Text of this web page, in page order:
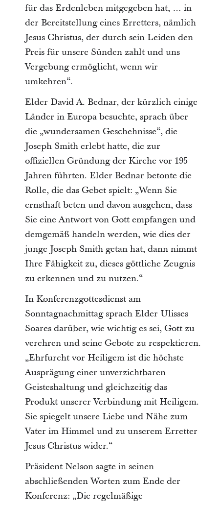
für das Erdenleben mitgegeben hat, … in
der Bereitstellung eines Erretters, nämlich
Jesus Christus, der durch sein Leiden den
Preis für unsere Sünden zahlt und uns
Vergebung ermöglicht, wenn wir
umkehren“.
Elder David A. Bednar, der kürzlich einige
Länder in Europa besuchte, sprach über
die „wundersamen Geschehnisse“, die
Joseph Smith erlebt hatte, die zur
offiziellen Gründung der Kirche vor 195
Jahren führten. Elder Bednar betonte die
Rolle, die das Gebet spielt: „Wenn Sie
ernsthaft beten und davon ausgehen, dass
Sie eine Antwort von Gott empfangen und
demgemäß handeln werden, wie dies der
junge Joseph Smith getan hat, dann nimmt
Ihre Fähigkeit zu, dieses göttliche Zeugnis
zu erkennen und zu nutzen.“
In Konferenzgottesdienst am
Sonntagnachmittag sprach Elder Ulisses
Soares darüber, wie wichtig es sei, Gott zu
verehren und seine Gebote zu respektieren.
„Ehrfurcht vor Heiligem ist die höchste
Ausprägung einer unverzichtbaren
Geisteshaltung und gleichzeitig das
Produkt unserer Verbindung mit Heiligem.
Sie spiegelt unsere Liebe und Nähe zum
Vater im Himmel und zu unserem Erretter
Jesus Christus wider.“
Präsident Nelson sagte in seinen
abschließenden Worten zum Ende der
Konferenz: „Die regelmäßige